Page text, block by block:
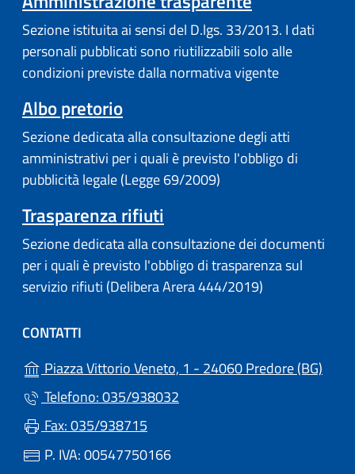
Sezione istituita ai sensi del D.lgs. 33/2013. I dati
personali pubblicati sono riutilizzabili solo alle
condizioni previste dalla normativa vigente
Albo pretorio(apre in un'altra scheda).
Sezione dedicata alla consultazione degli atti
amministrativi per i quali è previsto l'obbligo di
pubblicità legale (Legge 69/2009)
Trasparenza rifiuti
Sezione dedicata alla consultazione dei documenti
per i quali è previsto l'obbligo di trasparenza sul
servizio rifiuti (Delibera Arera 444/2019)
CONTATTI
Piazza Vittorio Veneto, 1 - 24060 Predore (BG)
Telefono: 035/938032
Fax: 035/938715
P. IVA: 00547750166